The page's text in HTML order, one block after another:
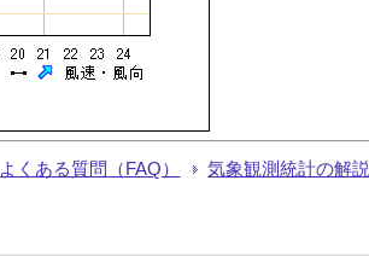
よくある質問（FAQ） 気象観測統計の解説